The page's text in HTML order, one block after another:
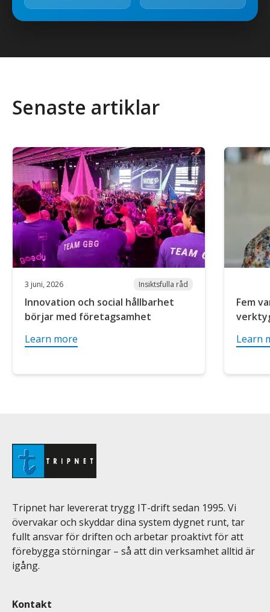
Senaste artiklar
3 juni, 2026 Insiktsfulla råd
Innovation och social hållbarhet
börjar med företagsamhet
Learn more
Fem
Learn
Tripnet har levererat trygg IT-drift sedan 1995. Vi
övervakar och skyddar dina system dygnet runt, tar
fullt ansvar för driften och arbetar proaktivt för att
förebygga störningar – så att din verksamhet alltid är
igång.
Kontakt